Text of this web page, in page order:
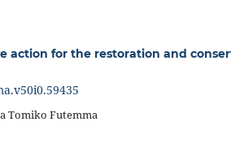
action for the restoration and
Tomiko Futemma